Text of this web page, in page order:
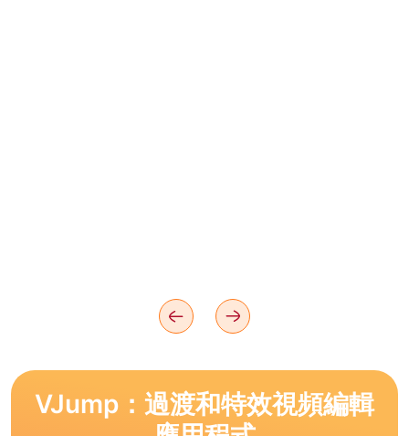
VJump：過渡和特效視頻編輯